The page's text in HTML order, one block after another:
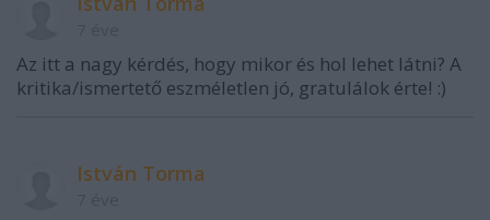
Az itt a nagy kérdés, hogy mikor és hol lehet látni? A
kritika/ismertető eszméletlen jó, gratulálok érte! :)
István Torma